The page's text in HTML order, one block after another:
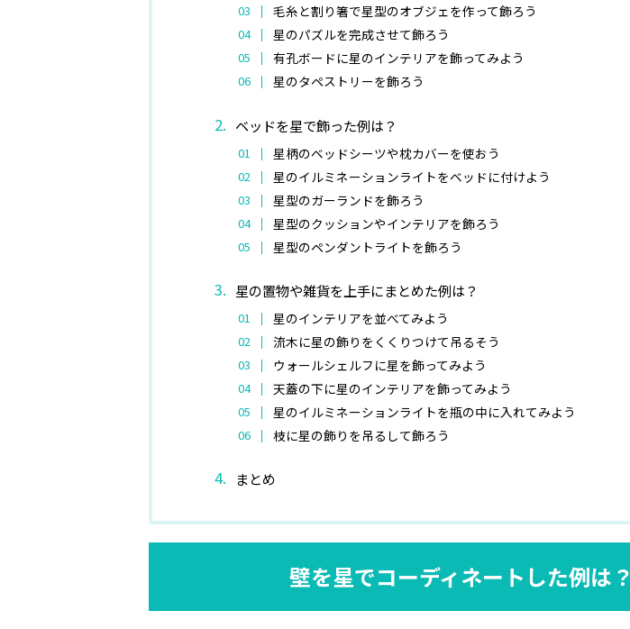
毛糸と割り箸で星型のオブジェを作って飾ろう
星のパズルを完成させて飾ろう
有孔ボードに星のインテリアを飾ってみよう
星のタペストリーを飾ろう
ベッドを星で飾った例は？
星柄のベッドシーツや枕カバーを使おう
星のイルミネーションライトをベッドに付けよう
星型のガーランドを飾ろう
星型のクッションやインテリアを飾ろう
星型のペンダントライトを飾ろう
星の置物や雑貨を上手にまとめた例は？
星のインテリアを並べてみよう
流木に星の飾りをくくりつけて吊るそう
ウォールシェルフに星を飾ってみよう
天蓋の下に星のインテリアを飾ってみよう
星のイルミネーションライトを瓶の中に入れてみよう
枝に星の飾りを吊るして飾ろう
まとめ
壁を星でコーディネートした例は？